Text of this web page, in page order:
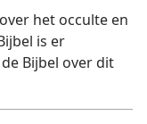
het occulte en
is er
Bijbel over dit